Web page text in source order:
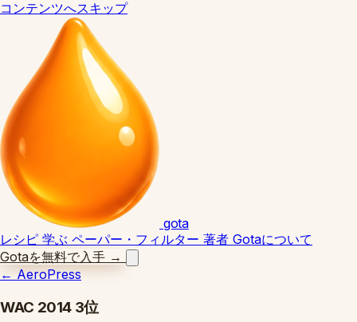
コンテンツへスキップ
gota
レシピ 学ぶ ペーパー・フィルター 著者 Gotaについて
Gotaを無料で入手 →
← AeroPress
WAC 2014 3位